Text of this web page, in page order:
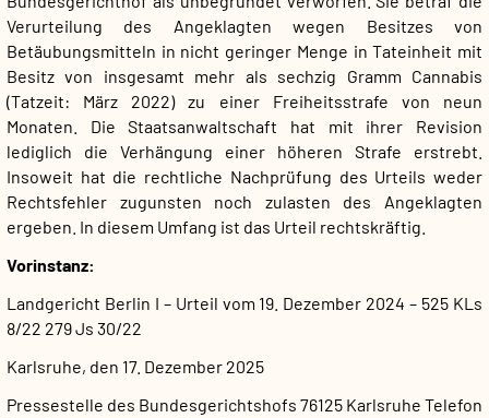
Verurteilung des Angeklagten wegen Besitzes von
Betäubungsmitteln in nicht geringer Menge in Tateinheit mit
Besitz von insgesamt mehr als sechzig Gramm Cannabis
(Tatzeit: März 2022) zu einer Freiheitsstrafe von neun
Monaten. Die Staatsanwaltschaft hat mit ihrer Revision
lediglich die Verhängung einer höheren Strafe erstrebt.
Insoweit hat die rechtliche Nachprüfung des Urteils weder
Rechtsfehler zugunsten noch zulasten des Angeklagten
ergeben. In diesem Umfang ist das Urteil rechtskräftig.
Vorinstanz:
Landgericht Berlin I – Urteil vom 19. Dezember 2024 – 525 KLs
8/22 279 Js 30/22
Karlsruhe, den 17. Dezember 2025
Pressestelle des Bundesgerichtshofs 76125 Karlsruhe Telefon